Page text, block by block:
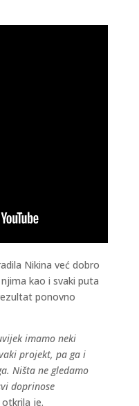
Nikina već dobro
kao i svaki puta
ponovno
imamo neki
projekt, pa ga i
Ništa ne gledamo
doprinose
otkrila je.